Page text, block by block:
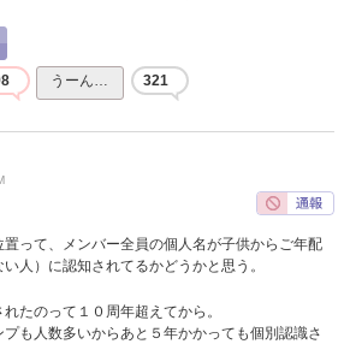
うーん… 321
置って、メンバー全員の個人名が子供からご年配
人）に認知されてるかどうかと思う。
たのって１０周年超えてから。
も人数多いからあと５年かかっても個別認識さ